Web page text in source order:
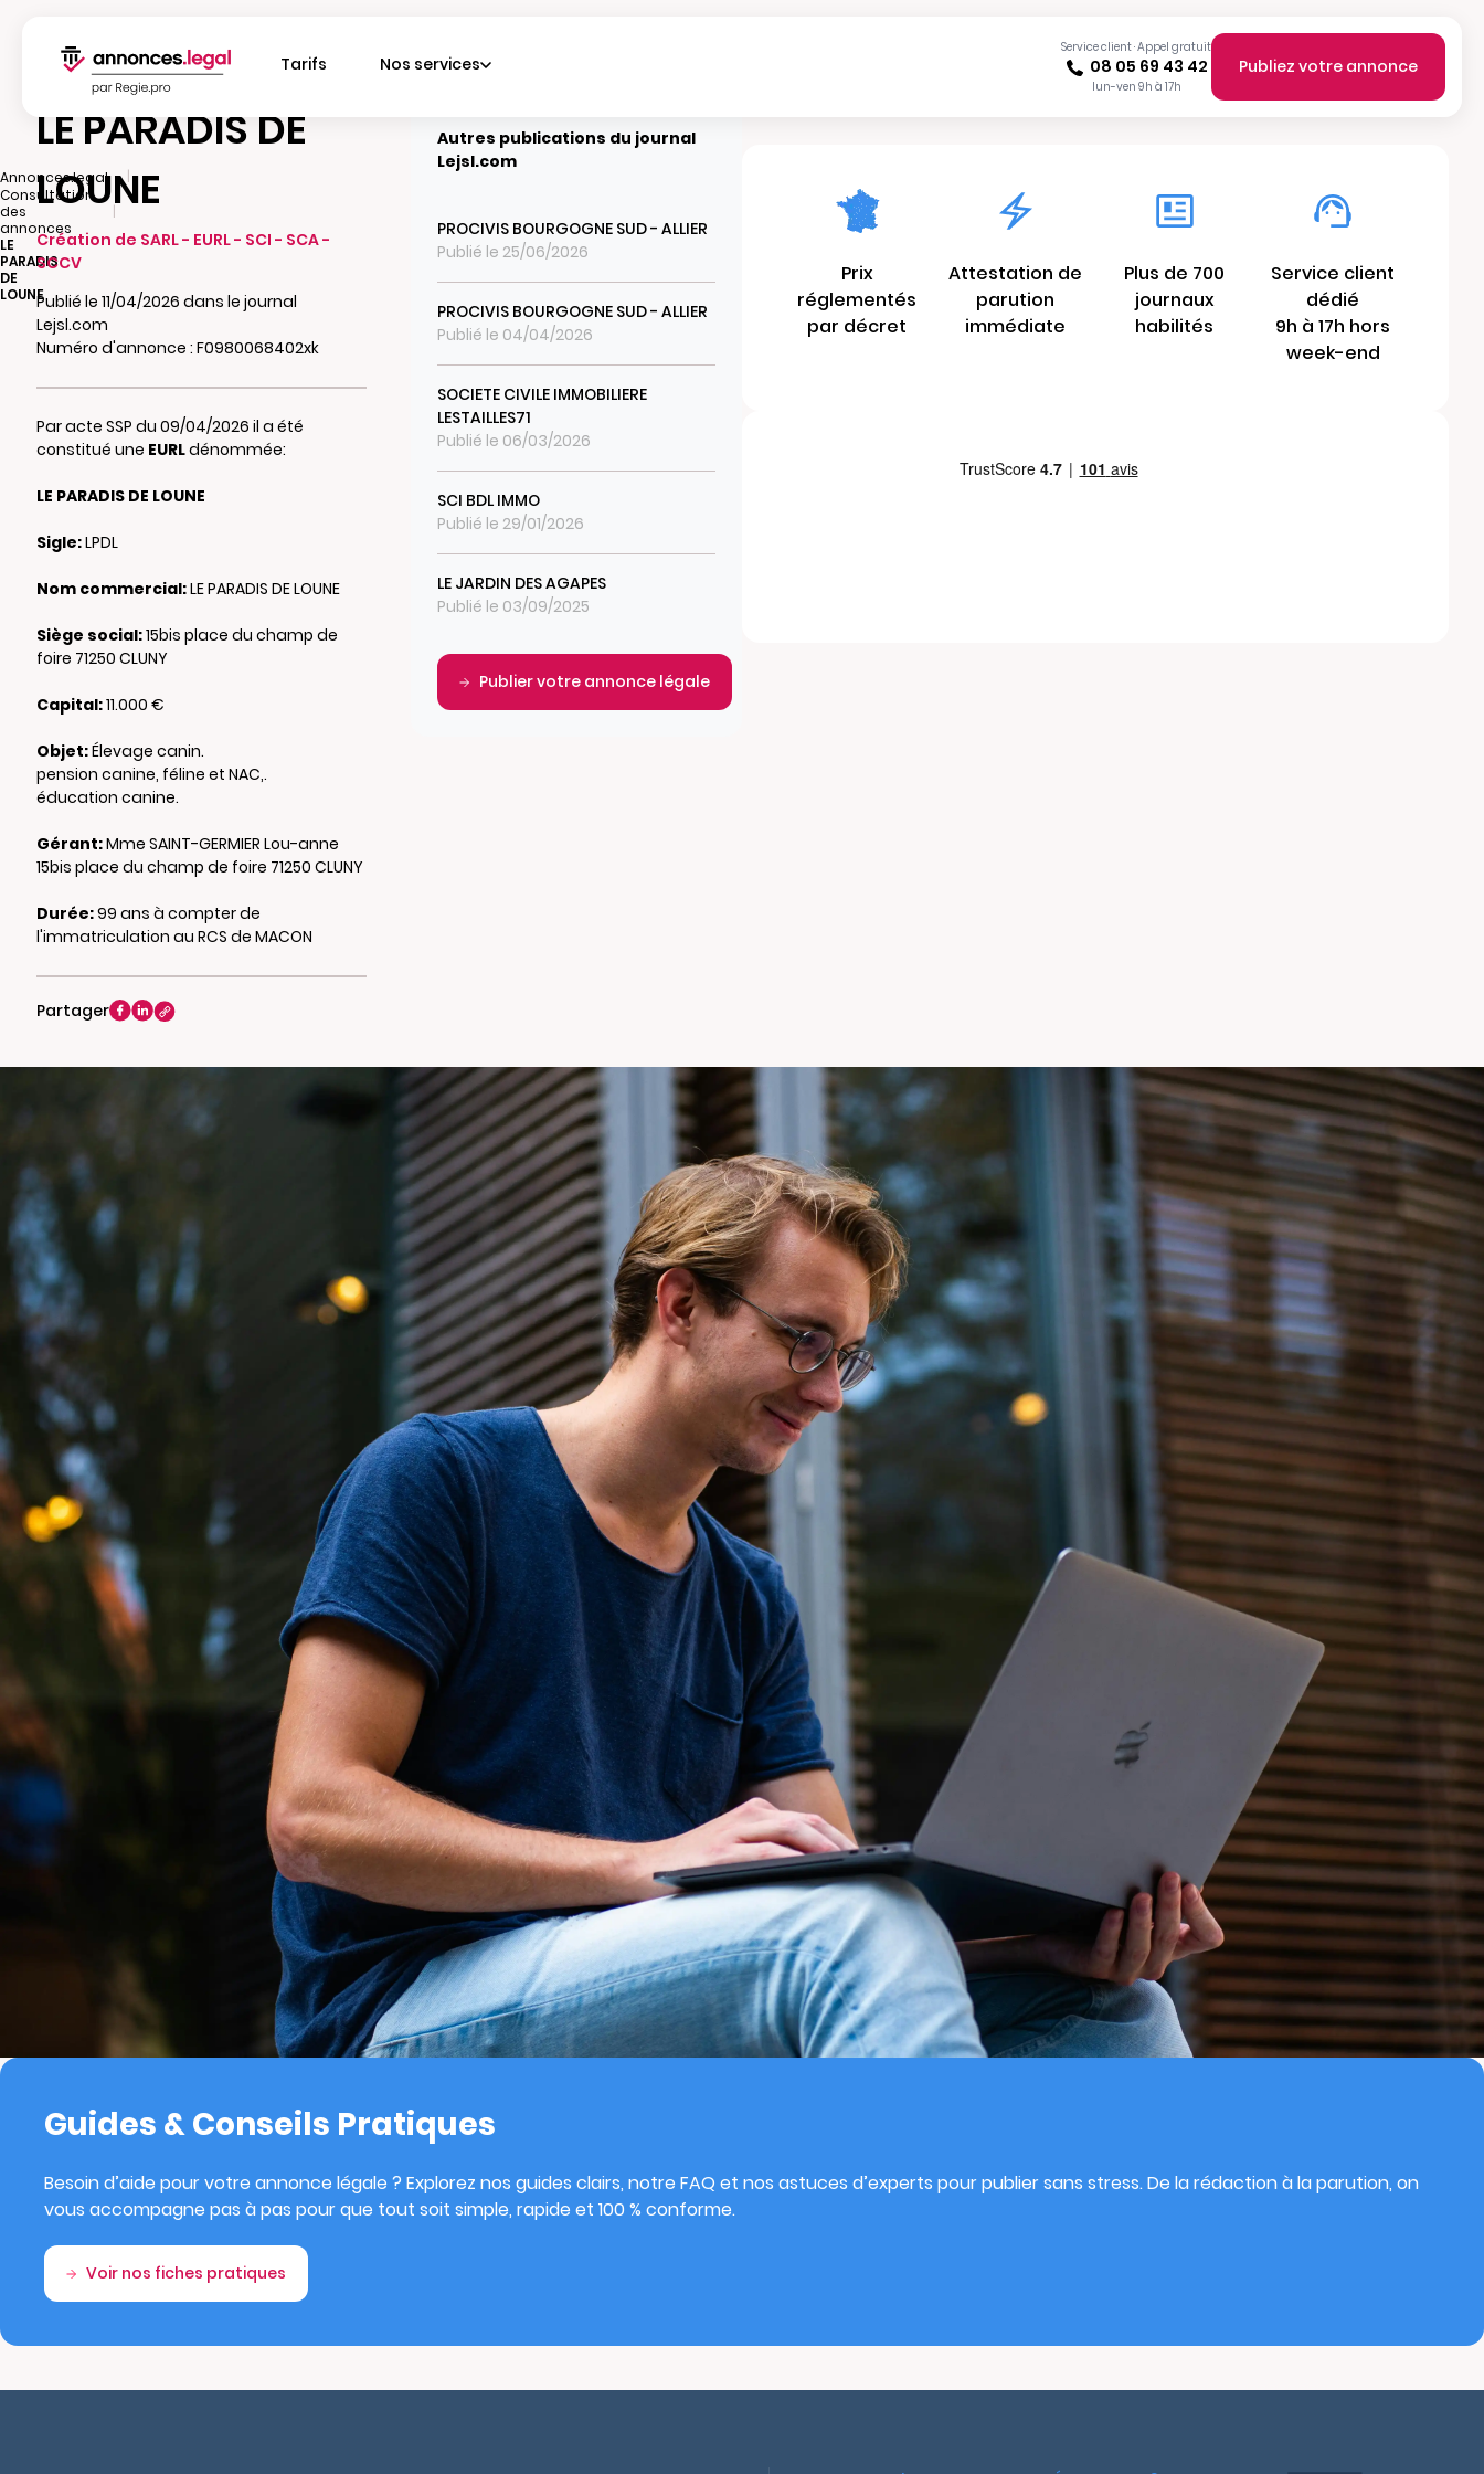
Tarifs Nos services
Service client · Appel gratuit
08 05 69 43 42
lun-ven 9h à 17h
Publiez votre annonce
Annonces.legal
|
Consultation
des
annonces
|
LE
PARADIS
DE
LOUNE
LE PARADIS DE
LOUNE
Création de SARL - EURL - SCI - SCA -
SCCV
Publié le 11/04/2026 dans le journal
Lejsl.com
Numéro d'annonce : F0980068402xk
Par acte SSP du 09/04/2026 il a été
constitué une EURLdénommée:
LE PARADIS DE LOUNE
Sigle:LPDL
Nom commercial:LE PARADIS DE LOUNE
Siège social:15bis place du champ de
foire 71250 CLUNY
Capital:11.000 €
Objet:Élevage canin.
pension canine, féline et NAC,.
éducation canine.
Gérant:Mme SAINT-GERMIER Lou-anne
15bis place du champ de foire 71250 CLUNY
Durée:99 ans à compter de
l'immatriculation au RCS de MACON
Partager
Autres publications du journal
Lejsl.com
PROCIVIS BOURGOGNE SUD - ALLIER
Publié le 25/06/2026
PROCIVIS BOURGOGNE SUD - ALLIER
Publié le 04/04/2026
SOCIETE CIVILE IMMOBILIERE
LESTAILLES71
Publié le 06/03/2026
SCI BDL IMMO
Publié le 29/01/2026
LE JARDIN DES AGAPES
Publié le 03/09/2025
Publier votre annonce légale
Prix
réglementés
par décret
Attestation de
parution
immédiate
Plus de 700
journaux
habilités
Service client
dédié
9h à 17h hors
week-end
Guides & Conseils Pratiques
Besoin d’aide pour votre annonce légale ? Explorez nos guides clairs, notre FAQ et nos astuces d’experts pour publier sans stress. De la rédaction à la parution, on
vous accompagne pas à pas pour que tout soit simple, rapide et 100 % conforme.
Voir nos fiches pratiques